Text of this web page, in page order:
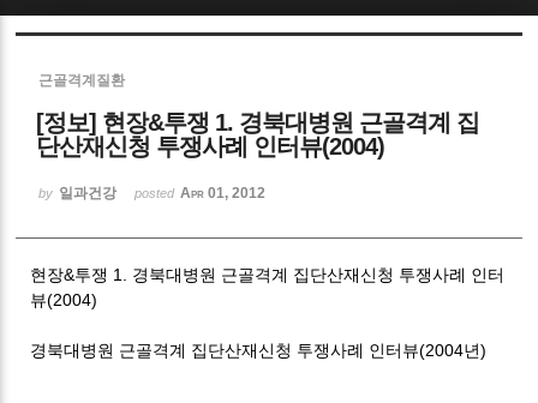
근골격계질환
[정보] 현장&투쟁 1. 경북대병원 근골격계 집
단산재신청 투쟁사례 인터뷰(2004)
by 일과건강 posted Apr 01, 2012
현장&투쟁 1. 경북대병원 근골격계 집단산재신청 투쟁사례 인터
뷰(2004)
경북대병원 근골격계 집단산재신청 투쟁사례 인터뷰(2004년)
Sketchbook5, 스케치북5
Sketchbook5, 스케치북5